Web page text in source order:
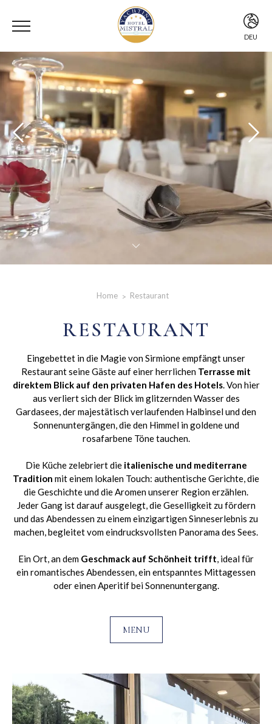
DEU
DEU
Home Restaurant
RESTAURANT
Eingebettet in die Magie von Sirmione empfängt unser
Restaurant seine Gäste auf einer herrlichen Terrasse mit
direktem Blick auf den privaten Hafen des Hotels. Von hier
aus verliert sich der Blick im glitzernden Wasser des
Gardasees, der majestätisch verlaufenden Halbinsel und den
Sonnenuntergängen, die den Himmel in goldene und
rosafarbene Töne tauchen.
Die Küche zelebriert die italienische und mediterrane
Tradition mit einem lokalen Touch: authentische Gerichte, die
die Geschichte und die Aromen unserer Region erzählen.
Jeder Gang ist darauf ausgelegt, die Geselligkeit zu fördern
und das Abendessen zu einem einzigartigen Sinneserlebnis zu
machen, begleitet vom eindrucksvollsten Panorama des Sees.
Ein Ort, an dem Geschmack auf Schönheit trifft, ideal für
ein romantisches Abendessen, ein entspanntes Mittagessen
oder einen Aperitif bei Sonnenuntergang.
MENU